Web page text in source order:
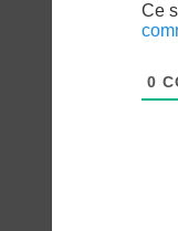
Ce
0